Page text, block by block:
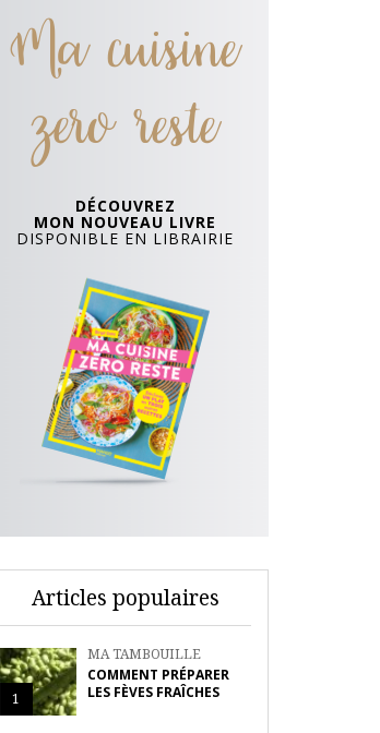
Ma cuisine
zero reste
DÉCOUVREZ
MON NOUVEAU LIVRE
DISPONIBLE EN LIBRAIRIE
Articles populaires
1
MA TAMBOUILLE
COMMENT PRÉPARER
LES FÈVES FRAÎCHES